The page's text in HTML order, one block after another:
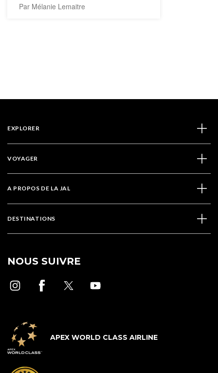
Par Mélanie Lemaitre
EXPLORER
VOYAGER
A PROPOS DE LA JAL
DESTINATIONS
NOUS SUIVRE
APEX WORLD CLASS AIRLINE